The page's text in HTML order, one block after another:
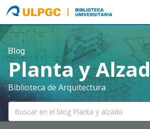
ULPGC
Biblioteca
ULPGC
Blog
Planta y
Biblioteca de Arquitectura